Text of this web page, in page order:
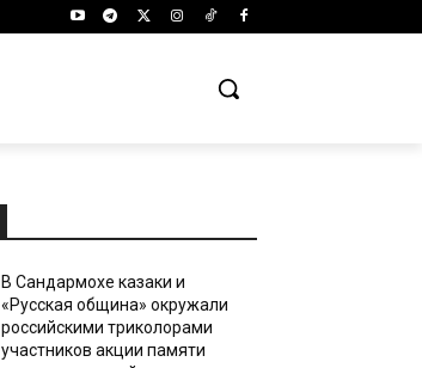
В Сандармохе казаки и
«Русская община» окружали
российскими триколорами
участников акции памяти